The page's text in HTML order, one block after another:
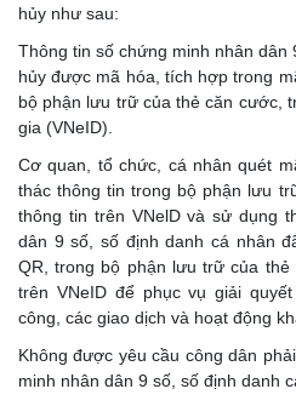
hủy như sau:
Thông tin số chứng minh nhân dân
hủy được mã hóa, tích hợp trong
bộ phận lưu trữ của thẻ căn cước,
gia (VNeID).
Cơ quan, tổ chức, cá nhân quét
thác thông tin trong bộ phận lưu
thông tin trên VNelD và sử dụng
dân 9 số, số định danh cá nhân
QR, trong bộ phận lưu trữ của
trên VNeID để phục vụ giải
công, các giao dịch và hoạt động
Không được yêu cầu công dân
minh nhân dân 9 số, số định danh